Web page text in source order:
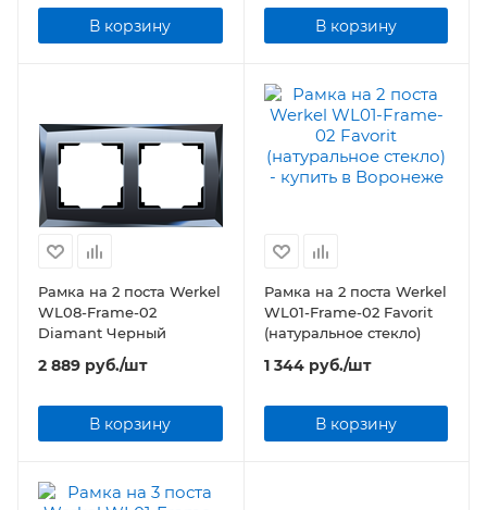
В корзину В корзину
Рамка на 2 поста Werkel
WL08-Frame-02
Diamant Черный
2 889 руб./шт
В корзину
Рамка на 2 поста Werkel
WL01-Frame-02 Favorit
(натуральное стекло)
1 344руб./шт
В корзину